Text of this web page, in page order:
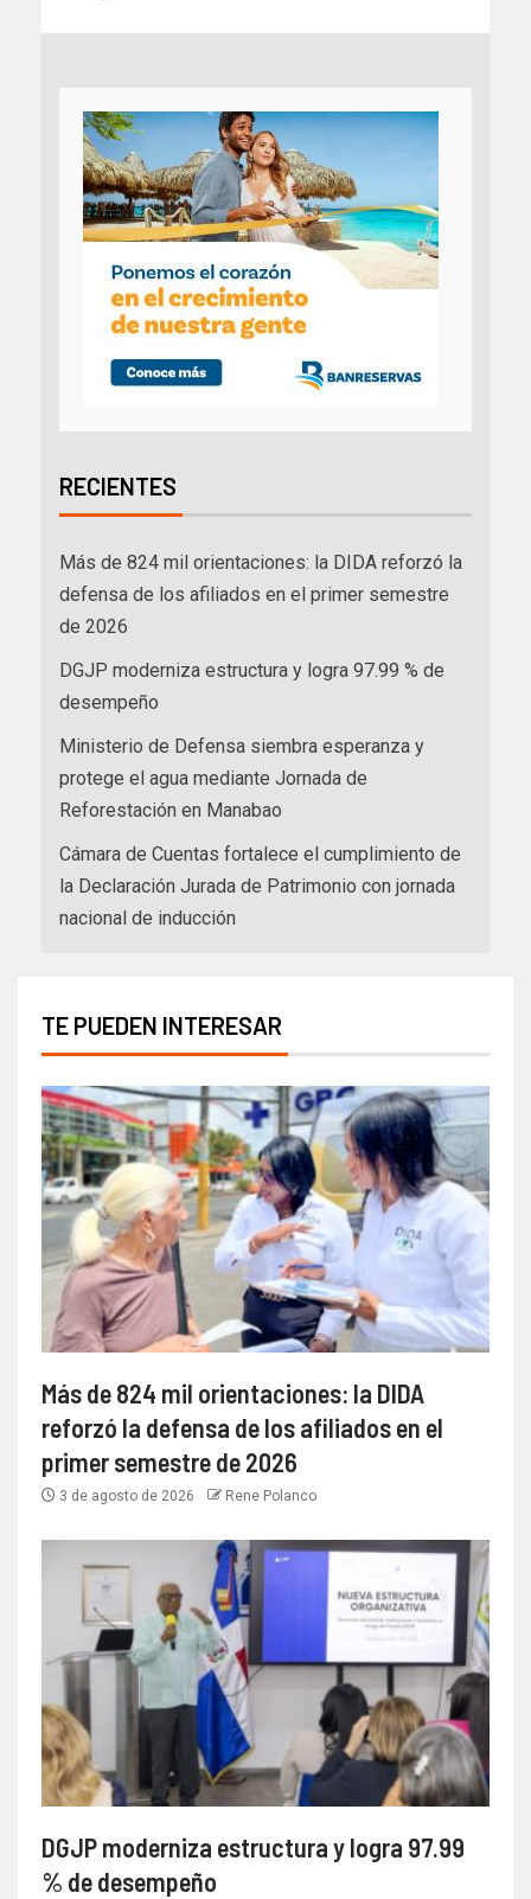
RECIENTES
Más de 824 mil orientaciones: la DIDA reforzó la
defensa de los afiliados en el primer semestre
de 2026
DGJP moderniza estructura y logra 97.99 % de
desempeño
Ministerio de Defensa siembra esperanza y
protege el agua mediante Jornada de
Reforestación en Manabao
Cámara de Cuentas fortalece el cumplimiento de
la Declaración Jurada de Patrimonio con jornada
nacional de inducción
TE PUEDEN INTERESAR
Más de 824 mil orientaciones: la DIDA
reforzó la defensa de los afiliados en el
primer semestre de 2026
3 de agosto de 2026 Rene Polanco
DGJP moderniza estructura y logra 97.99
% de desempeño